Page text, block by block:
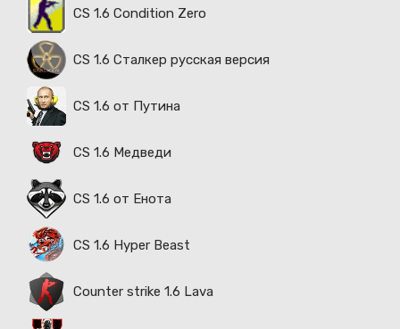
CS 1.6 Condition Zero
CS 1.6 Сталкер русская версия
CS 1.6 от Путина
CS 1.6 Медведи
CS 1.6 от Енота
CS 1.6 Hyper Beast
Counter strike 1.6 Lava